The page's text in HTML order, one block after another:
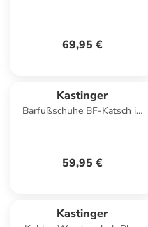
69,95 €
Kastinger
Barfußschuhe BF-Katsch in
59,95 €
Kastinger